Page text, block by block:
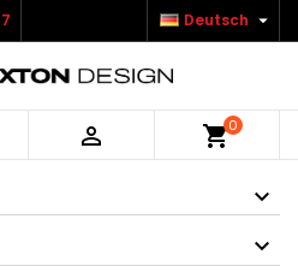
Deutsch 
 shopping_cart0